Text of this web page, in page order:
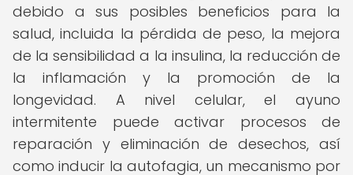
debido a sus posibles beneficios para la
salud, incluida la pérdida de peso, la mejora
de la sensibilidad a la insulina, la reducción de
la inflamación y la promoción de la
longevidad. A nivel celular, el ayuno
intermitente puede activar procesos de
reparación y eliminación de desechos, así
como inducir la autofagia, un mecanismo por